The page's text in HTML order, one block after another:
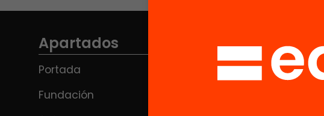
Apartados
Portada
Fundación